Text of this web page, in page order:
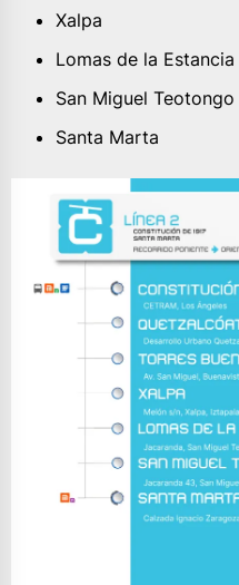
Xalpa
Lomas de la Estancia
San Miguel Teotongo
Santa Marta